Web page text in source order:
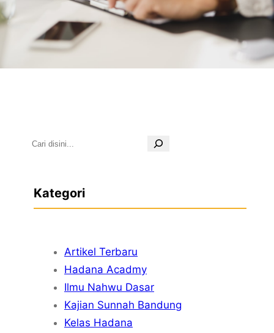
S
Kategori
Artikel Terbaru
Hadana Acadmy
Ilmu Nahwu Dasar
Kajian Sunnah Bandung
Kelas Hadana